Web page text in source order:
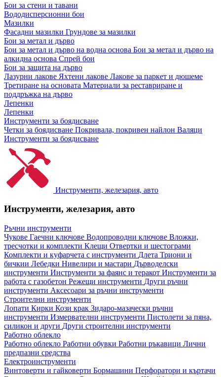
Бои за стени и тавани
Вододисперсионни бои
Мазилки
Фасадни мазилки Грундове за мазилки
Бои за метал и дърво
Бои за метал и дърво на водна основа Бои за метал и дърво на
алкидна основа Спрей бои
Бои за защита на дърво
Лазурни лакове Яхтени лакове Лакове за паркет и дюшеме
Третиране на основата Материали за реставриране и
поддръжка на дърво
Лепенки
Лепенки
Инструменти за боядисване
Четки за боядисване Покривала, покривен найлон Валяци
Инструменти за боядисване
Инструменти, железария, авто
Инструменти, железария, авто
Ръчни инструменти
Чукове Гаечни ключове Водопроводни ключове Вложки,
тресчотки и комплекти Клещи Отвертки и шестограми
Комплекти и куфарчета с инструменти Длета Триони и
бичкии Лебедки Нивелири и мастари Дърводелски
инструменти Инструменти за фаянс и теракот Инструменти за
работа с газобетон Режещи инструменти Други ръчни
инструменти Аксесоари за ръчни инструменти
Строителни инструменти
Лопати Кирки Кози крак Зидаро-мазачески ръчни
инструменти Измервателни инструменти Пистолети за пяна,
силикон и други Други строителни инструменти
Работно облекло
Работно облекло Работни обувки Работни ръкавици Лични
предпазни средства
Електроинструменти
Винтоверти и гайковерти Бормашини Перфоратори и къртачи